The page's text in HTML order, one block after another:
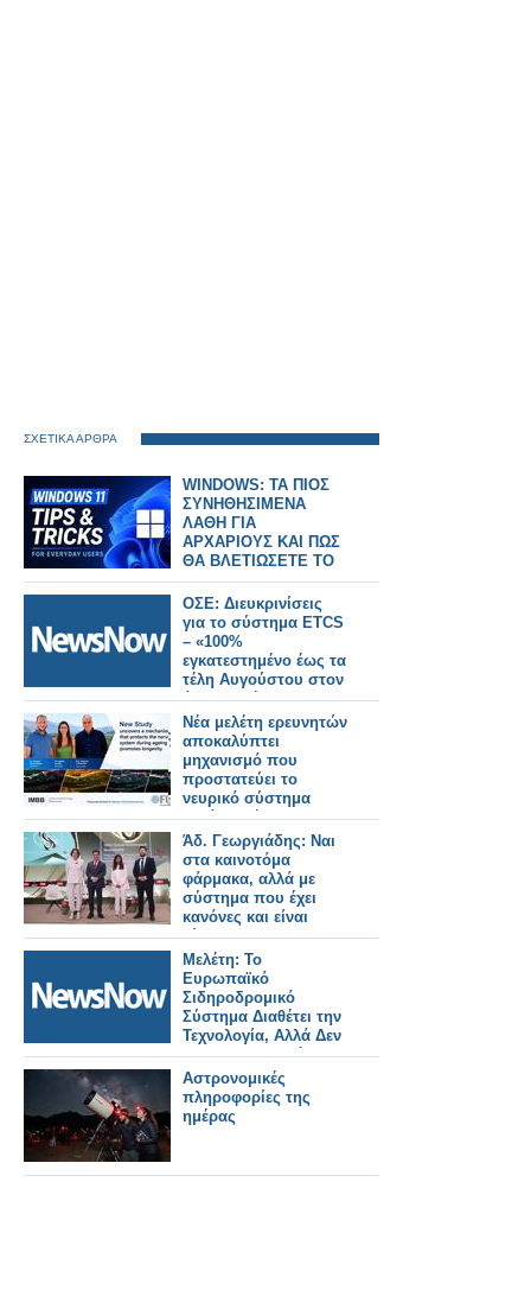
ΣΧΕΤΙΚΑ ΑΡΘΡΑ
WINDOWS: ΤΑ ΠΙΟΣ
ΣΥΝΗΘΗΣΙΜΕΝΑ
ΛΑΘΗ ΓΙΑ
ΑΡΧΑΡΙΟΥΣ ΚΑΙ ΠΩΣ
ΘΑ ΒΛΕΤΙΩΣΕΤΕ ΤΟ
ΣΥΣΤΗΜΑ ΣΑΣ
ΟΣΕ: Διευκρινίσεις
για το σύστημα ETCS
– «100%
εγκατεστημένο έως τα
τέλη Αυγούστου στον
άξονα Αθήνα –
Θεσσαλονίκη».
Νέα μελέτη ερευνητών
αποκαλύπτει
μηχανισμό που
προστατεύει το
νευρικό σύστημα
κατά τη γήρανση και
προάγει τη μακροζωία
Άδ. Γεωργιάδης: Ναι
στα καινοτόμα
φάρμακα, αλλά με
σύστημα που έχει
κανόνες και είναι
δίκαιο
Μελέτη: Το
Ευρωπαϊκό
Σιδηροδρομικό
Σύστημα Διαθέτει την
Τεχνολογία, Αλλά Δεν
Έχει Χρηματοδότηση
Και Συντονισμό.
Αστρονομικές
πληροφορίες της
ημέρας